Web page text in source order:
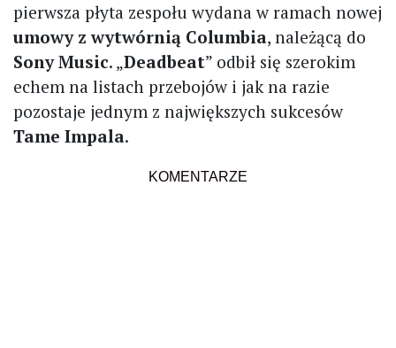
pierwsza płyta zespołu wydana w ramach nowej
umowy z wytwórnią Columbia, należącą do
Sony Music. „Deadbeat” odbił się szerokim
echem na listach przebojów i jak na razie
pozostaje jednym z największych sukcesów
Tame Impala.
KOMENTARZE